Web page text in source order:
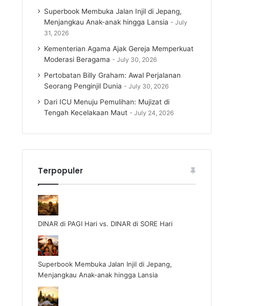
Superbook Membuka Jalan Injil di Jepang,
Menjangkau Anak-anak hingga Lansia
July
31, 2026
Kementerian Agama Ajak Gereja Memperkuat
Moderasi Beragama
July 30, 2026
Pertobatan Billy Graham: Awal Perjalanan
Seorang Penginjil Dunia
July 30, 2026
Dari ICU Menuju Pemulihan: Mujizat di
Tengah Kecelakaan Maut
July 24, 2026
Terpopuler
DINAR di PAGI Hari vs. DINAR di SORE Hari
Superbook Membuka Jalan Injil di Jepang,
Menjangkau Anak-anak hingga Lansia